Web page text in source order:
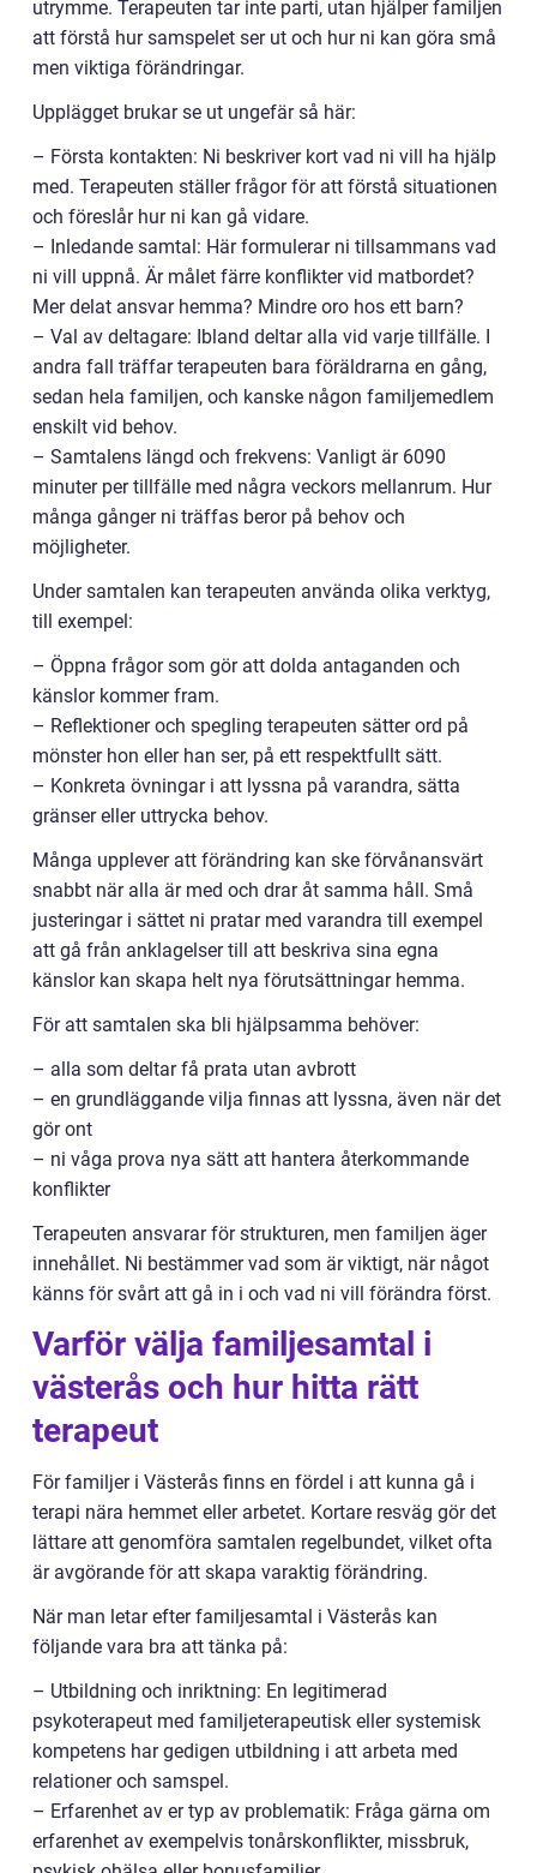
utrymme. Terapeuten tar inte parti, utan hjälper familjen
att förstå hur samspelet ser ut och hur ni kan göra små
men viktiga förändringar.
Upplägget brukar se ut ungefär så här:
– Första kontakten: Ni beskriver kort vad ni vill ha hjälp
med. Terapeuten ställer frågor för att förstå situationen
och föreslår hur ni kan gå vidare.
– Inledande samtal: Här formulerar ni tillsammans vad
ni vill uppnå. Är målet färre konflikter vid matbordet?
Mer delat ansvar hemma? Mindre oro hos ett barn?
– Val av deltagare: Ibland deltar alla vid varje tillfälle. I
andra fall träffar terapeuten bara föräldrarna en gång,
sedan hela familjen, och kanske någon familjemedlem
enskilt vid behov.
– Samtalens längd och frekvens: Vanligt är 6090
minuter per tillfälle med några veckors mellanrum. Hur
många gånger ni träffas beror på behov och
möjligheter.
Under samtalen kan terapeuten använda olika verktyg,
till exempel:
– Öppna frågor som gör att dolda antaganden och
känslor kommer fram.
– Reflektioner och spegling terapeuten sätter ord på
mönster hon eller han ser, på ett respektfullt sätt.
– Konkreta övningar i att lyssna på varandra, sätta
gränser eller uttrycka behov.
Många upplever att förändring kan ske förvånansvärt
snabbt när alla är med och drar åt samma håll. Små
justeringar i sättet ni pratar med varandra till exempel
att gå från anklagelser till att beskriva sina egna
känslor kan skapa helt nya förutsättningar hemma.
För att samtalen ska bli hjälpsamma behöver:
– alla som deltar få prata utan avbrott
– en grundläggande vilja finnas att lyssna, även när det
gör ont
– ni våga prova nya sätt att hantera återkommande
konflikter
Terapeuten ansvarar för strukturen, men familjen äger
innehållet. Ni bestämmer vad som är viktigt, när något
känns för svårt att gå in i och vad ni vill förändra först.
Varför välja familjesamtal i
västerås och hur hitta rätt
terapeut
För familjer i Västerås finns en fördel i att kunna gå i
terapi nära hemmet eller arbetet. Kortare resväg gör det
lättare att genomföra samtalen regelbundet, vilket ofta
är avgörande för att skapa varaktig förändring.
När man letar efter familjesamtal i Västerås kan
följande vara bra att tänka på:
– Utbildning och inriktning: En legitimerad
psykoterapeut med familjeterapeutisk eller systemisk
kompetens har gedigen utbildning i att arbeta med
relationer och samspel.
– Erfarenhet av er typ av problematik: Fråga gärna om
erfarenhet av exempelvis tonårskonflikter, missbruk,